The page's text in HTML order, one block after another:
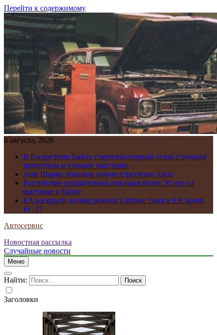
Перейти к содержимому
6 августа, 2026
В Escape from Tarkov стартовал первый сезон с боевым
пропуском и новыми миссиями
Аша Шарма показала новую стратегию Xbox
Российские разработчики показали более 20 игр на
выставке в Китае
EA раскрыла детали режима Ultimate Team в EA Sports
FC 27
Автосервис
Новостная рассылка
Случайные новости
Меню
Найти:
Заголовки